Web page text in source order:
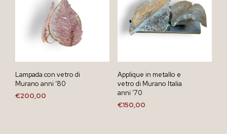
Lampada con vetro di
Murano anni ’80
€200,00
Applique in metallo e
vetro di Murano Italia
anni ’70
€150,00